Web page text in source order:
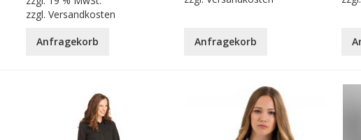
zzgl.Versandkosten
Anfragekorb Anfragekorb